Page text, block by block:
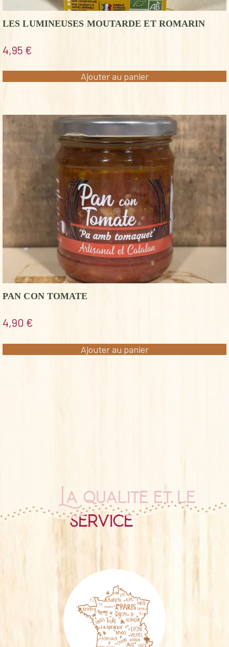
LES LUMINEUSES MOUTARDE ET ROMARIN
4,95 €
Ajouter au panier
PAN CON TOMATE
4,90 €
Ajouter au panier
La qualité et le
service